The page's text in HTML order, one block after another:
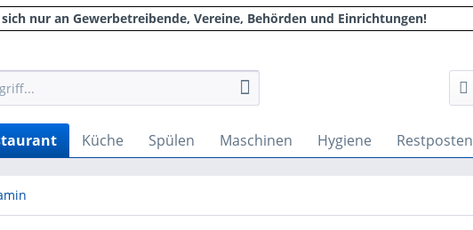
nur an Gewerbetreibende, Vereine, Behörden und Einrichtungen!
Küche Spülen Maschinen Hygiene Restposten